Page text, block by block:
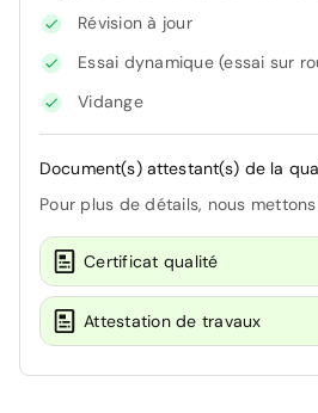
Révision à jour
Essai dynamique (essai sur
Vidange
Document(s) attestant(s) de la
Pour plus de détails, nous
Certificat qualité
Attestation de travaux